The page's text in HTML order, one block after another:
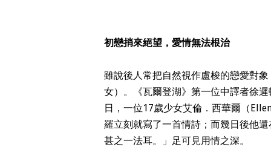
初戀捎來絕望，愛情無法根治
雖說後人常把自然視作盧梭的戀愛對
女）。《瓦爾登湖》第一位中譯者徐
日，一位17歲少女艾倫．西華爾（
羅立刻就寫了一首情詩；而幾日後他
甚之一法耳。」足可見用情之深。